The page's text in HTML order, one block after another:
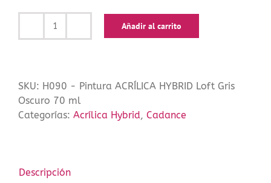
Pintura
Gris
Oscuro
70
Añadir al carrito
SKU: H090 - Pintura ACRÍLICA HYBRID Loft Gris
Oscuro 70 ml
Categorías: Acrílica Hybrid, Cadance
Descripción